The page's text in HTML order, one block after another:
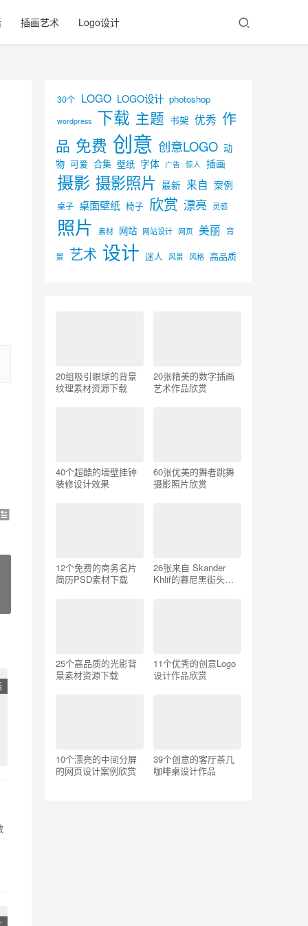
插画艺术 Logo设计
30个 LOGO LOGO设计 photoshop
wordpress 下载 主题 书架 优秀 作
品 免费 创意 创意LOGO 动
物 可爱 合集 壁纸 字体 广告 惊人 插画
摄影 摄影照片 最新 来自 案例
桌子 桌面壁纸 椅子 欣赏 漂亮 灵感
照片 素材 网站 网站设计 网页 美丽 背
景 艺术 设计 迷人 风景 风格 高品质
20组吸引眼球的背景
纹理素材资源下载
20张精美的数字插画
艺术作品欣赏
40个超酷的墙壁挂钟
装修设计效果
60张优美的舞者跳舞
摄影照片欣赏
12个免费的商务名片
简历PSD素材下载
26张来自 Skander
Khlif的慕尼黑街头摄
25个高品质的光影背
景素材资源下载
11个优秀的创意Logo
设计作品欣赏
10个漂亮的中间分屏
的网页设计案例欣赏
39个创意的客厅茶几
咖啡桌设计作品